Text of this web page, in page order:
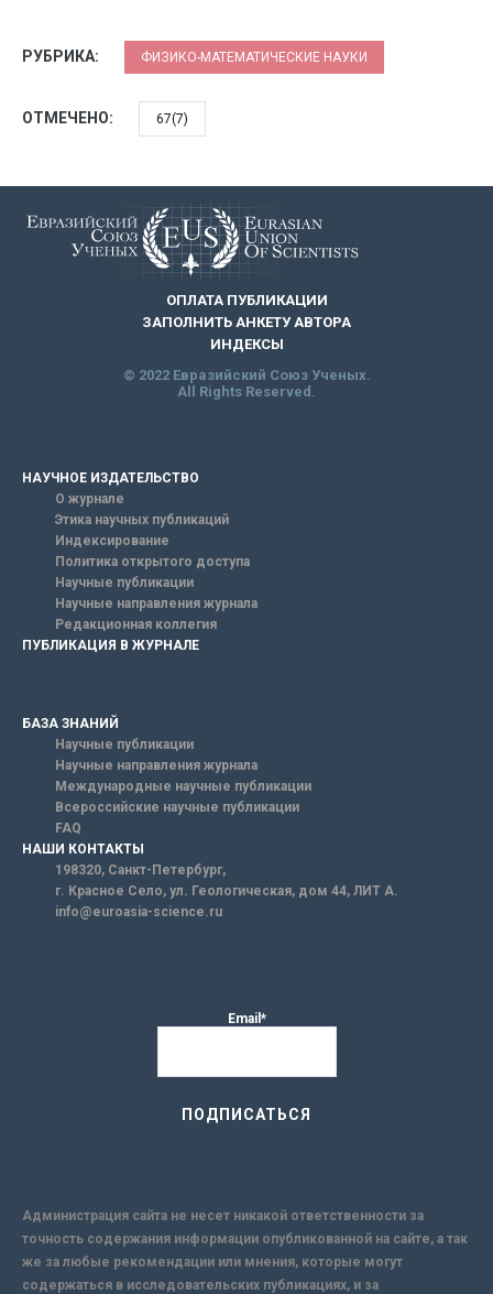
РУБРИКА: ФИЗИКО-МАТЕМАТИЧЕСКИЕ НАУКИ
ОТМЕЧЕНО: 67(7)
ОПЛАТА ПУБЛИКАЦИИ
ЗАПОЛНИТЬ АНКЕТУ АВТОРА
ИНДЕКСЫ
© 2022 Евразийский Союз Ученых.
All Rights Reserved.
НАУЧНОЕ ИЗДАТЕЛЬСТВО
О журнале
Этика научных публикаций
Индексирование
Политика открытого доступа
Научные публикации
Научные направления журнала
Редакционная коллегия
ПУБЛИКАЦИЯ В ЖУРНАЛЕ
БАЗА ЗНАНИЙ
Научные публикации
Научные направления журнала
Международные научные публикации
Всероссийские научные публикации
FAQ
НАШИ КОНТАКТЫ
198320, Санкт-Петербург,
г. Красное Село, ул. Геологическая, дом 44, ЛИТ А.
info@euroasia-science.ru
Email*
Администрация сайта не несет никакой ответственности за
точность содержания информации опубликованной на сайте, а так
же за любые рекомендации или мнения, которые могут
содержаться в исследовательских публикациях, и за